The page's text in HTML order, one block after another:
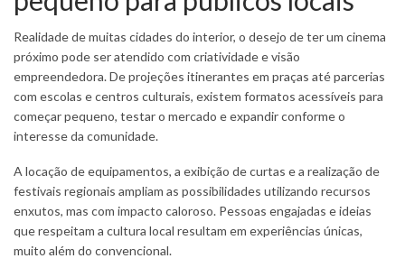
Realidade de muitas cidades do interior, o desejo de ter um cinema
próximo pode ser atendido com criatividade e visão
empreendedora. De projeções itinerantes em praças até parcerias
com escolas e centros culturais, existem formatos acessíveis para
começar pequeno, testar o mercado e expandir conforme o
interesse da comunidade.
A locação de equipamentos, a exibição de curtas e a realização de
festivais regionais ampliam as possibilidades utilizando recursos
enxutos, mas com impacto caloroso. Pessoas engajadas e ideias
que respeitam a cultura local resultam em experiências únicas,
muito além do convencional.